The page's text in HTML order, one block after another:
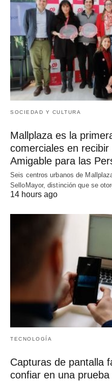
SOCIEDAD Y CULTURA
Mallplaza es la
comerciales en
Amigable para las
Seis centros urbanos de
SelloMayor, distinción que se
14 hours ago
TECNOLOGÍA
Capturas de pantalla
confiar en una prueba